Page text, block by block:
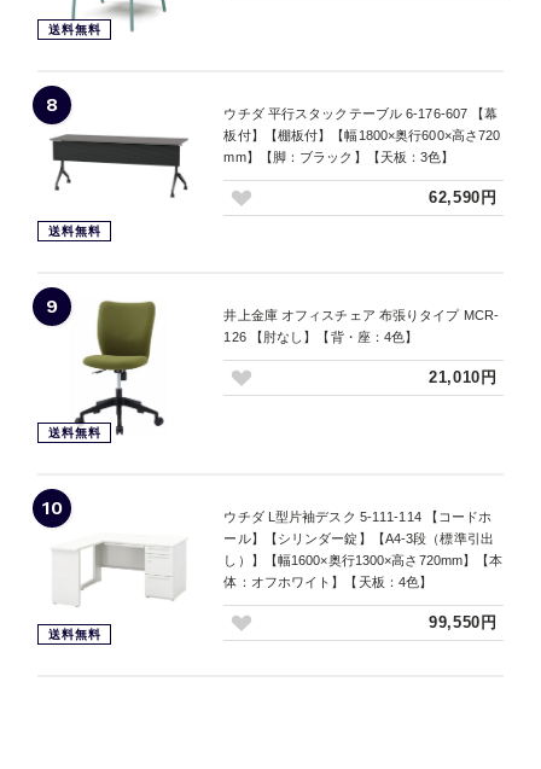
送料無料
8
送料無料
ウチダ 平行スタックテーブル 6-176-607 【幕
板付】【棚板付】【幅1800×奥行600×高さ720
mm】【脚：ブラック】【天板：3色】
62,590円
9
送料無料
井上金庫 オフィスチェア 布張りタイプ MCR-
126 【肘なし】【背・座：4色】
21,010円
10
送料無料
ウチダ L型片袖デスク 5-111-114 【コードホ
ール】【シリンダー錠】【A4-3段（標準引出
し）】【幅1600×奥行1300×高さ720mm】【本
体：オフホワイト】【天板：4色】
99,550円